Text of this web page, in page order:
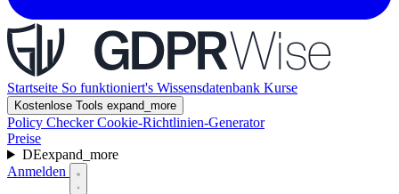
Startseite So funktioniert's Wissensdatenbank Kurse
Kostenlose Tools expand_more
Policy CheckerCookie-Richtlinien-Generator
Preise
DEexpand_more
Anmelden